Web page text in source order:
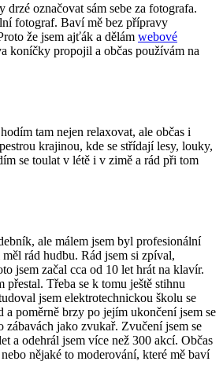
drzé označovat sám sebe za fotografa.
fotograf. Baví mě bez přípravy
že jsem ajťák a dělám webové
koníčky propojil a občas používám na
tam nejen relaxovat, ale občas i
krajinou, kde se střídají lesy, louky,
se toulat v létě i v zimě a rád při tom
ale málem jsem byl profesionální
rád hudbu. Rád jsem si zpíval,
jsem začal cca od 10 let hrát na klavír.
přestal. Třeba se k tomu ještě stihnu
jsem elektrotechnickou školu se
a poměrně brzy po jejím ukončení jsem se
zábavách jako zvukař. Zvučení jsem se
a odehrál jsem více než 300 akcí. Občas
nějaké to moderování, které mě baví